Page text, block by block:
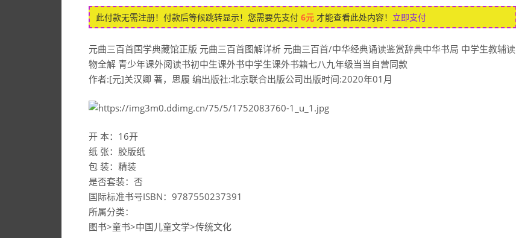
此付款无需注册！付款后等候跳转显示！您需要先支付 6元 才能查看此处内容！ 立即支付
元曲三百首国学典藏馆正版 元曲三百首图解详析 元曲三百首/中华经典诵读鉴赏辞典中华书局 中学生教辅读
物全解 青少年课外阅读书初中生课外书中学生课外书籍七八九年级当当自营同款
作者:[元]关汉卿 著，思履 编出版社:北京联合出版公司出版时间:2020年01月
开 本：16开
纸 张：胶版纸
包 装：精装
是否套装：否
国际标准书号ISBN：9787550237391
所属分类：
图书>童书>中国儿童文学>传统文化